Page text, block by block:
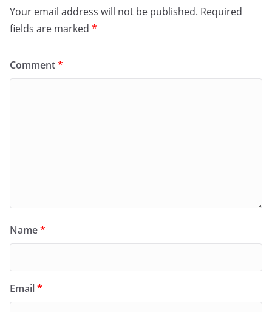
Your email address will not be published. Required
fields are marked *
Comment*
Name*
Email*